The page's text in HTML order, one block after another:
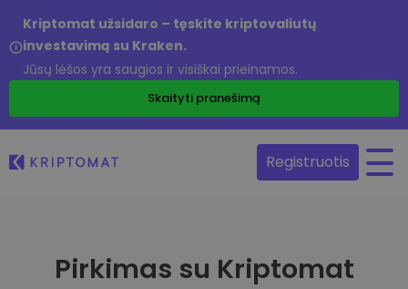
Kriptomat užsidaro – tęskite kriptovaliutų
investavimą su Kraken.
Jūsų lėšos yra saugios ir visiškai prieinamos.
Skaityti pranešimą
Registruotis
Pirkimas su Kriptomat